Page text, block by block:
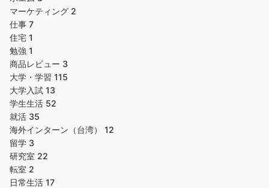
マーケティング 2
仕事 7
住宅 1
勉強 1
商品レビュー 3
大学・学習 115
大学入試 13
学生生活 52
就活 35
海外インターン（台湾） 12
留学 3
研究室 22
転室 2
日常生活 17